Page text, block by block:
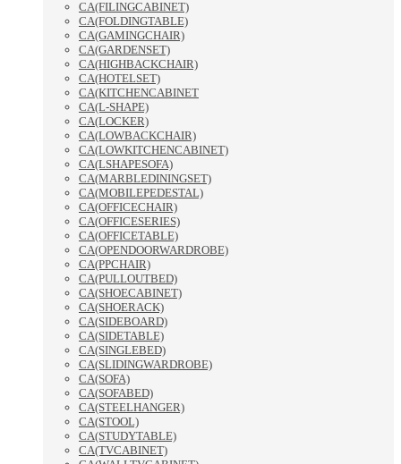
CA(FILINGCABINET)
CA(FOLDINGTABLE)
CA(GAMINGCHAIR)
CA(GARDENSET)
CA(HIGHBACKCHAIR)
CA(HOTELSET)
CA(KITCHENCABINET
CA(L-SHAPE)
CA(LOCKER)
CA(LOWBACKCHAIR)
CA(LOWKITCHENCABINET)
CA(LSHAPESOFA)
CA(MARBLEDININGSET)
CA(MOBILEPEDESTAL)
CA(OFFICECHAIR)
CA(OFFICESERIES)
CA(OFFICETABLE)
CA(OPENDOORWARDROBE)
CA(PPCHAIR)
CA(PULLOUTBED)
CA(SHOECABINET)
CA(SHOERACK)
CA(SIDEBOARD)
CA(SIDETABLE)
CA(SINGLEBED)
CA(SLIDINGWARDROBE)
CA(SOFA)
CA(SOFABED)
CA(STEELHANGER)
CA(STOOL)
CA(STUDYTABLE)
CA(TVCABINET)